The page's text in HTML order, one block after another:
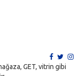
GET, vitrin gibi